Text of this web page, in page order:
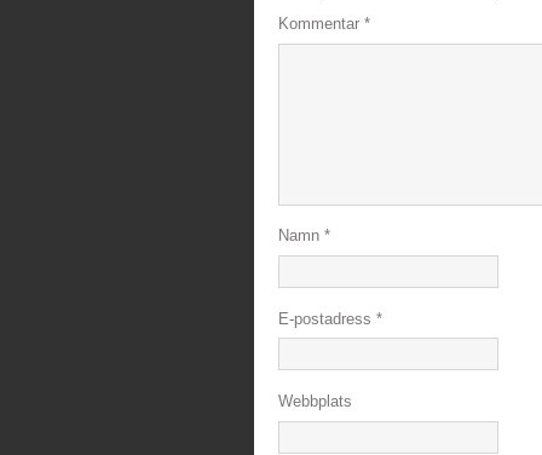
Kommentar *
Namn *
E-postadress *
Webbplats